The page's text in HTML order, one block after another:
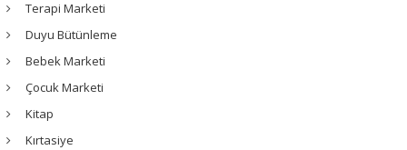
Terapi Marketi
Duyu Bütünleme
Bebek Marketi
Çocuk Marketi
Kitap
Kırtasiye